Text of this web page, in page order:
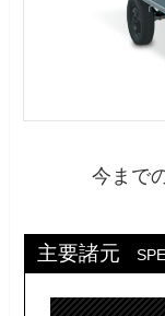
今まで
主要諸元